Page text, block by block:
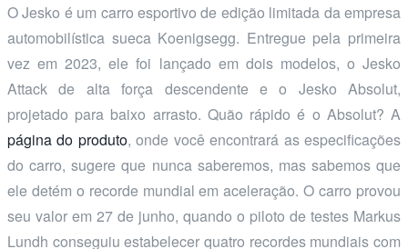
O Jesko é um carro esportivo de edição limitada da empresa
automobilística sueca Koenigsegg. Entregue pela primeira
vez em 2023, ele foi lançado em dois modelos, o Jesko
Attack de alta força descendente e o Jesko Absolut,
projetado para baixo arrasto. Quão rápido é o Absolut? A
página do produto, onde você encontrará as especificações
do carro, sugere que nunca saberemos, mas sabemos que
ele detém o recorde mundial em aceleração. O carro provou
seu valor em 27 de junho, quando o piloto de testes Markus
Lundh conseguiu estabelecer quatro recordes mundiais com